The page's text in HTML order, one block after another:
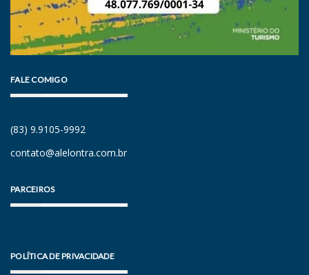
FALE COMIGO
(83) 9.9105-9992
contato@alelontra.com.br
PARCEIROS
POLÍTICA DE PRIVACIDADE